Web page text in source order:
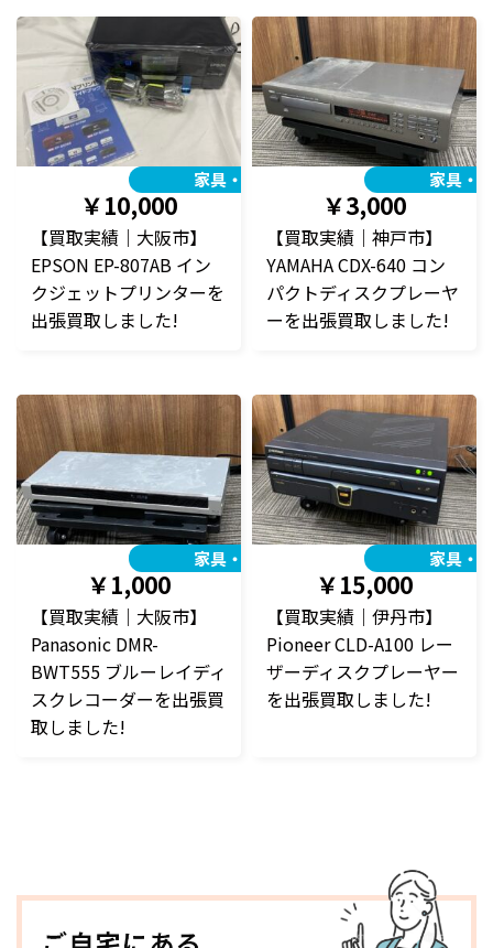
家具・家電
￥10,000
【買取実績｜大阪市】
EPSON EP-807AB イン
クジェットプリンターを
出張買取しました!
家具・
￥3,000
【買取実績｜神戸市】
YAMAHA CDX-640 コン
パクトディスクプレーヤ
ーを出張買取しました!
家具・家電
￥1,000
【買取実績｜大阪市】
Panasonic DMR-
BWT555 ブルーレイディ
スクレコーダーを出張買
取しました!
家具・
￥15,000
【買取実績｜伊丹市】
Pioneer CLD-A100 レー
ザーディスクプレーヤー
を出張買取しました!